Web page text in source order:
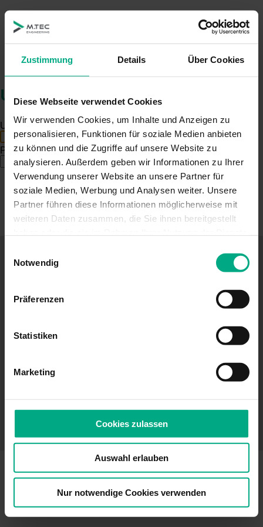
Zustimmung Details Über Cookies
Diese Webseite verwendet Cookies
Wir verwenden Cookies, um Inhalte und Anzeigen zu
personalisieren, Funktionen für soziale Medien anbieten
zu können und die Zugriffe auf unsere Website zu
analysieren. Außerdem geben wir Informationen zu Ihrer
Verwendung unserer Website an unsere Partner für
soziale Medien, Werbung und Analysen weiter. Unsere
Partner führen diese Informationen möglicherweise mit
weiteren Daten zusammen, die Sie ihnen bereitgestellt
Cookies, wenn Sie unsere Webseite weiterhin nutzen.
Notwendig
Präferenzen
Statistiken
Marketing
Cookies zulassen
Auswahl erlauben
Nur notwendige Cookies verwenden
USER LOG IN
Username:
Password:
Remember Login
Reset Password
Go to top